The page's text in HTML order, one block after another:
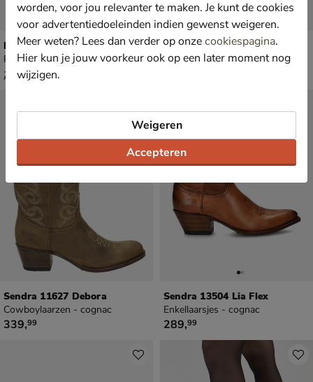
Dr. Martens Amaayah
Rits- & gesloten boots - cognac
van € 219,99 voor € 153,99
219,99 153,99
Sendra 11627 Deborah
Cowboylaarzen - cognac
Sendra 11627 Debora
Cowboylaarzen - cognac
€ 339,99
339,99
Sendra 13504 Lia Flex
Enkellaarsjes - cognac
€ 289,99
289,99
worden, voor jou relevanter te maken. Je kunt de cookies
voor advertentiedoeleinden indien gewenst weigeren.
Meer weten? Lees dan verder op onzecookiespagina.
Hier kun je jouw voorkeur ook op een later moment nog
wijzigen.
Accepteren
Weigeren